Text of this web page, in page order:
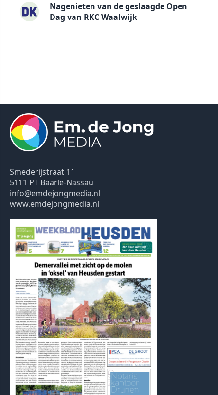
Nagenieten van de geslaagde Open
Dag van RKC Waalwijk
Smederijstraat 11
5111 PT Baarle-Nassau
info@emdejongmedia.nl
www.emdejongmedia.nl